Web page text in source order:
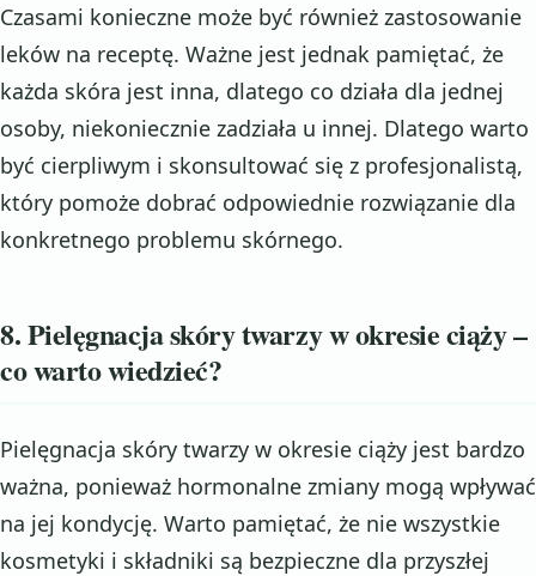
Czasami konieczne może być również zastosowanie
leków na receptę. Ważne jest jednak pamiętać, że
każda skóra jest inna, dlatego co działa dla jednej
osoby, niekoniecznie zadziała u innej. Dlatego warto
być cierpliwym i skonsultować się z profesjonalistą,
który pomoże dobrać odpowiednie rozwiązanie dla
konkretnego problemu skórnego.
8. Pielęgnacja skóry twarzy w okresie ciąży –
co warto wiedzieć?
Pielęgnacja skóry twarzy w okresie ciąży jest bardzo
ważna, ponieważ hormonalne zmiany mogą wpływać
na jej kondycję. Warto pamiętać, że nie wszystkie
kosmetyki i składniki są bezpieczne dla przyszłej